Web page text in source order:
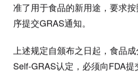
准了用于食品的新用途，要求
序提交GRAS通知。
上述规定自颁布之日起，食品
Self-GRAS认定，必须向FDA提